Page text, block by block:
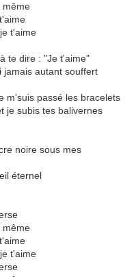
même
t'aime
te dire : "Je t'aime"
jamais autant souffert
m'suis passé les bracelets
je subis tes balivernes
noire sous mes
éternel
même
t'aime